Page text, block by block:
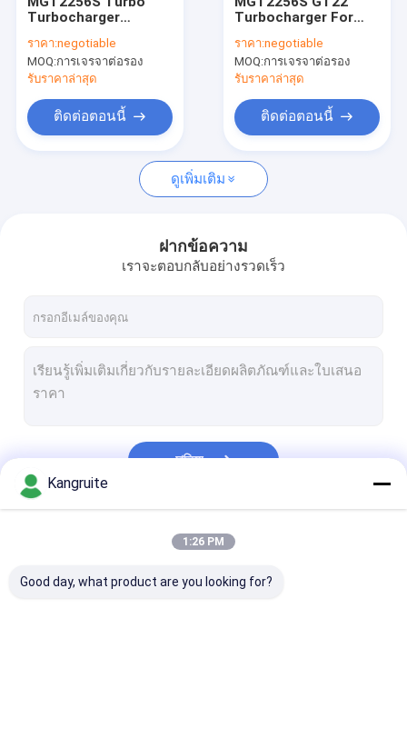
ข่าว
เทอร์โบชาร์จเจอร์พลังงาน
เพอร์กินส์เทอร์โบชาร์จเจอร์
โตโยต้าเทอร์โบชาร์จเจอร์
เทอร์โบชาร์จเจอร์ของ dieselerpillar
อีซูซุเทอร์โบชาร์จเจอร์
จอห์น เดียร์ เทอร์โบชาร์จเจอร์
Deutz เทอร์โบชาร์จเจอร์
ฮีโน่เทอร์โบชาร์จเจอร์
Turbocharger
0011 769155-5011
769155-5011S For
BMW X5 X6 50 IX 550i
ราคา:negotiable
MOQ:การเจรจาต่อรอง
รับราคาล่าสุด
ติดต่อตอนนี้
Turbocharger For
Turbo 769155-0015
821719-5004
ราคา:negotiable
MOQ:การเจรจาต่อรอง
รับราคาล่าสุด
ติดต่อตอนนี้
ดูเพิ่มเติม
ฝากข้อความ
เราจะตอบกลับอย่างรวดเร็ว
চালিয়ে
Kangruite
1:26 PM
Good day, what product are you looking for?